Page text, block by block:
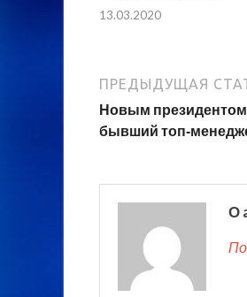
13.03.2020
ПРЕДЫДУЩАЯ
Новым президентом
бывший
О